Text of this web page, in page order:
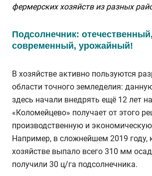
фермерских хозяйств из разных
Подсолнечник: отечественный,
современный, урожайный!
В хозяйстве активно пользуются
области точного земледелия:
здесь начали внедрять ещё 12 лет
«Коломейцево» получает от этого
производственную и
Например, в сложнейшем 2019 году,
хозяйстве выпало всего 310 мм
получили 30 ц/га подсолнечника.